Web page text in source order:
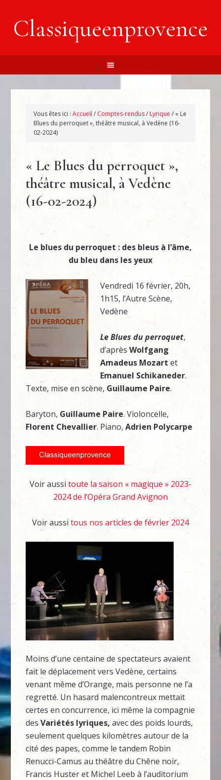
Classiqueenprovence
Vous êtes ici :Accueil / Comptes-rendus/ Lyrique / « Le
Blues du perroquet », théâtre musical, à Vedène (16-
02-2024)
« Le Blues du perroquet »,
théâtre musical, à Vedène
(16-02-2024)
Le blues du perroquet : des bleus à l’âme,
du bleu dans les yeux
Vendredi 16 février, 20h,
1h15, l’Autre Scène,
Vedène
Le Blues du perroquet,
d’aprèsWolfgang
Amadeus Mozart et
Emanuel Schikaneder.
Texte, mise en scène, Guillaume Paire.
Baryton, Guillaume Paire. Violoncelle,
Florent Chevallier. Piano,Adrien Polycarpe
Voir aussi toute la saison « magique » 2023-
2024 de l’Opéra Grand Avignon
Voir aussi tous nos articles de février 2024
Moins d’une centaine de spectateurs avaient
fait le déplacement vers Vedène, certains
venant même d’Orange, mais personne ne l’a
regretté. Un hasard malencontreux mettait
certes en concurrence, ici même la compagnie
desVariétés lyriques, avec des poids lourds,
seulement quelques kilomètres autour de la
cité des papes, comme le tandem Robin
Renucci-Camus au théâtre du Chêne noir,
Francis Huster et Michel Leeb à l’auditorium